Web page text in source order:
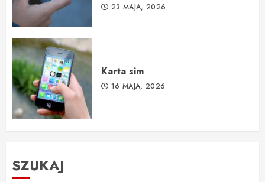
23 MAJA, 2026
Karta sim
16 MAJA, 2026
SZUKAJ